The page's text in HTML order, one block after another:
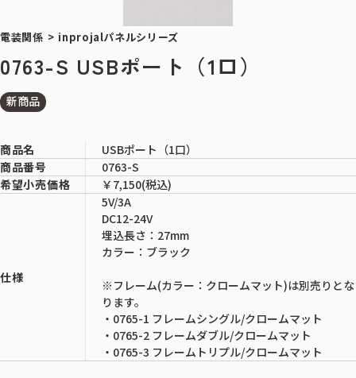
電装関係 > inprojalパネルシリーズ
0763-S USBポート（1口）
新商品
商品名
USBポート（1口）
商品番号
0763-S
希望小売価格
￥7,150(税込)
仕様
5V/3A
DC12-24V
埋込長さ：27mm
カラー：ブラック
※フレーム(カラー：クロームマット)は別売りとな
ります。
・0765-1 フレームシングル/クロームマット
・0765-2 フレームダブル/クロームマット
・0765-3 フレームトリプル/クロームマット